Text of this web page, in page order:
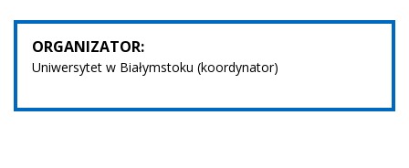
ORGANIZATOR:
Uniwersytet w Białymstoku (koordynator)